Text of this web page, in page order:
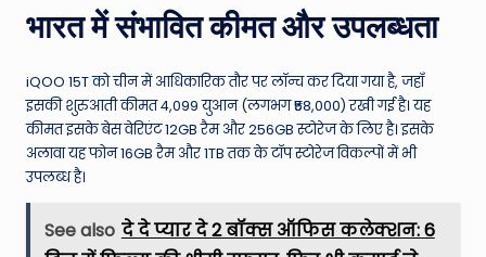
भारत में संभावित कीमत और उपलब्धता
iQOO 15T को चीन में आधिकारिक तौर पर लॉन्च कर दिया गया है, जहाँ
इसकी शुरुआती कीमत 4,099 युआन (लगभग ₹58,000) रखी गई है। यह
कीमत इसके बेस वेरिएंट 12GB रैम और 256GB स्टोरेज के लिए है। इसके
अलावा यह फोन 16GB रैम और 1TB तक के टॉप स्टोरेज विकल्पों में भी
उपलब्ध है।
See also दे दे प्यार दे 2 बॉक्स ऑफिस कलेक्शन: 6